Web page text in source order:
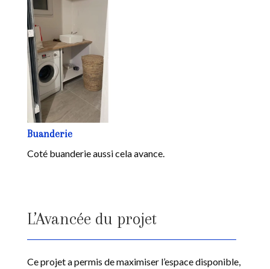
Buanderie
Coté buanderie aussi cela avance.
L’Avancée du projet
Ce projet a permis de maximiser l’espace disponible,